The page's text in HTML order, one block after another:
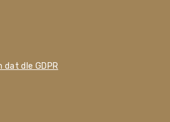
dat dle GDPR